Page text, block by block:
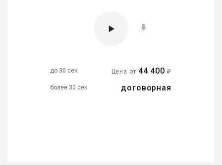
до 30 сек Цена от 44 400 ₽
более 30 сек договорная